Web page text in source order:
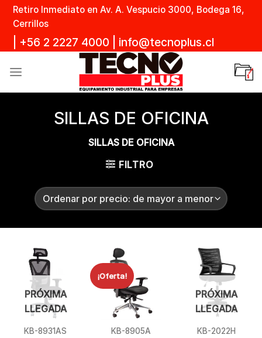
Skip
content
Retiro Inmediato en Av. A. Vespucio 3000, Bodega 16,
Cerrillos
+56 2 2227 4000 info@tecnoplus.cl
SILLAS DE OFICINA
SILLAS DE OFICINA
FILTRO
PRÓXIMA
LLEGADA
KB-8931AS
¡Oferta!
KB-8905A
PRÓXIMA
LLEGADA
KB-2022H